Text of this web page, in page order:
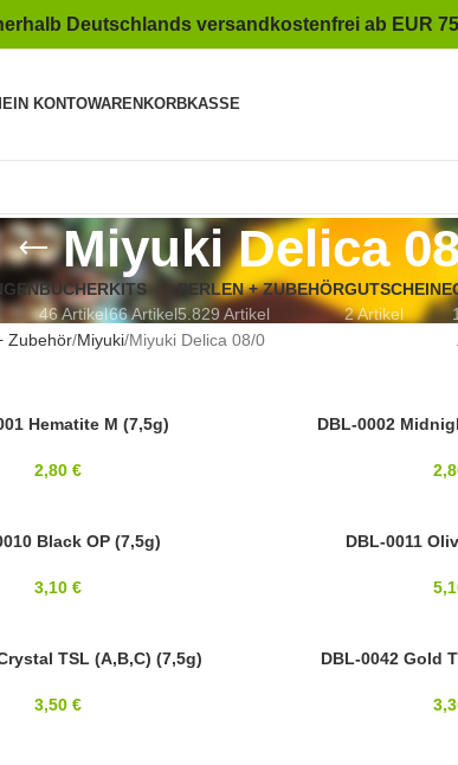
Deutschlands versandkostenfrei ab EUR
KONTOWARENKORBKASSE
Miyuki Delica
BÜCHER
46 Artikel
KITS
66 Artikel
PERLEN + ZUBEHÖR
5.829 Artikel
GUTSCHEINE
2 Artikel
Zubehör Miyuki Miyuki Delica 08/0
Hematite M (7,5g)
2,80 €
DBL-0002
Black OP (7,5g)
3,10 €
DBL-0011
TSL (A,B,C) (7,5g)
3,50 €
DBL-0042 Gold